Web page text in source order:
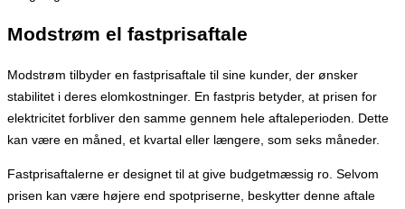
Modstrøm el fastprisaftale
Modstrøm tilbyder en fastprisaftale til sine kunder, der ønsker
stabilitet i deres elomkostninger. En fastpris betyder, at prisen for
elektricitet forbliver den samme gennem hele aftaleperioden. Dette
kan være en måned, et kvartal eller længere, som seks måneder.
Fastprisaftalerne er designet til at give budgetmæssig ro. Selvom
prisen kan være højere end spotpriserne, beskytter denne aftale